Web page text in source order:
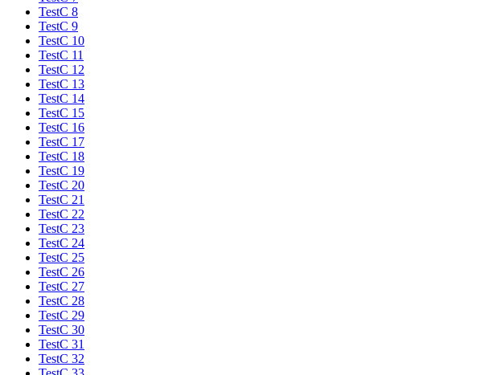
TestC 8
TestC 9
TestC 10
TestC 11
TestC 12
TestC 13
TestC 14
TestC 15
TestC 16
TestC 17
TestC 18
TestC 19
TestC 20
TestC 21
TestC 22
TestC 23
TestC 24
TestC 25
TestC 26
TestC 27
TestC 28
TestC 29
TestC 30
TestC 31
TestC 32